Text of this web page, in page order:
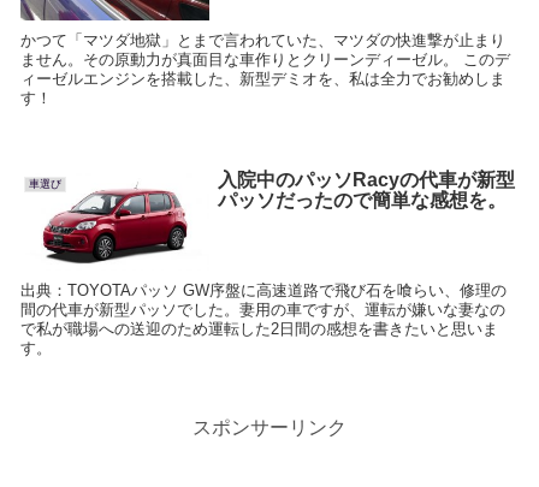
かつて「マツダ地獄」とまで言われていた、マツダの快進撃が止まり
ません。その原動力が真面目な車作りとクリーンディーゼル。 このデ
ィーゼルエンジンを搭載した、新型デミオを、私は全力でお勧めしま
す！
車選び
入院中のパッソRacyの代車が新型
パッソだったので簡単な感想を。
出典：TOYOTAパッソ GW序盤に高速道路で飛び石を喰らい、修理の
間の代車が新型パッソでした。妻用の車ですが、運転が嫌いな妻なの
で私が職場への送迎のため運転した2日間の感想を書きたいと思いま
す。
スポンサーリンク